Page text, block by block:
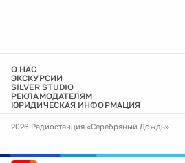
О НАС
ЭКСКУРСИИ
SILVER STUDIO
РЕКЛАМОДАТЕЛЯМ
ЮРИДИЧЕСКАЯ ИНФОРМАЦИЯ
2026 Радиостанция «Серебряный Дождь»